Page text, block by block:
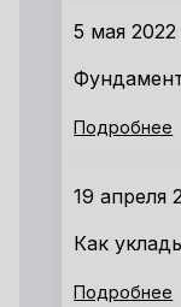
5 мая 2022
Подробнее
19 апреля
Как
Подробнее